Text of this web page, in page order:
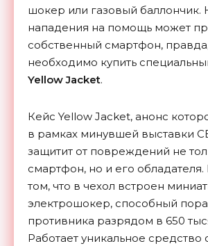
шокер или газовый баллончик.
нападения на помощь может
собственный смартфон,
необходимо купить
Yellow Jacket.
Кейс Yellow Jacket, анонс
в рамках минувшей выставки
защитит от повреждений не
смартфон, но и его
том, что в чехол встроен
электрошокер, способный
противника разрядом в 650
Работает уникальное